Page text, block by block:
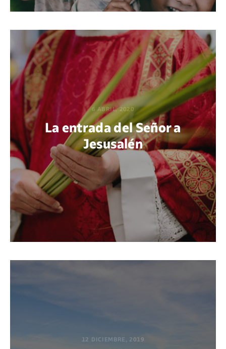
6 ABRIL, 2020
La entrada del Señor a
Jesusalén
POR DIEGO QUIJANO
12 DICIEMBRE, 2019